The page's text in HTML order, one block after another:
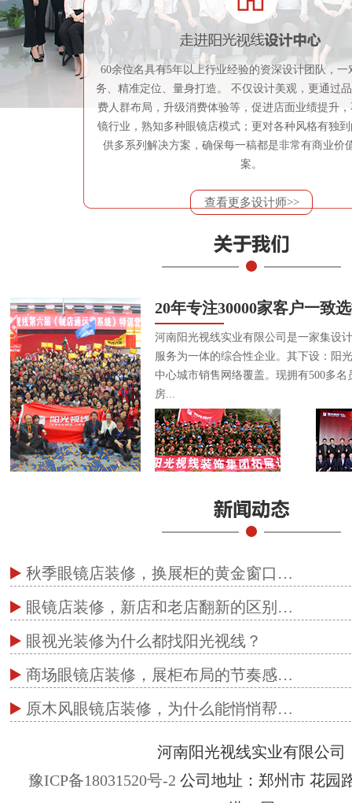
60余位名具有5年以上行业经验的资深设计团队，一
务、精准定位、量身打造。 不仅设计美观，更通过
费人群布局，升级消费体验等，促进店面业绩提升
镜行业，熟知多种眼镜店模式；更对各种风格有独
供多系列解决方案，确保每一稿都是非常有商业价
案。
查看更多设计师>>
20年专注30000家客户一致
河南阳光视线实业有限公司是一家集设
服务为一体的综合性企业。其下设：阳
中心城市销售网络覆盖。现拥有500多
房...
秋季眼镜店装修，换展柜的黄金窗口…
眼镜店装修，新店和老店翻新的区别…
眼视光装修为什么都找阳光视线？
商场眼镜店装修，展柜布局的节奏感…
原木风眼镜店装修，为什么能悄悄帮…
河南阳光视线实业有限公司
豫ICP备18031520号-2 公司地址：郑州市 花园